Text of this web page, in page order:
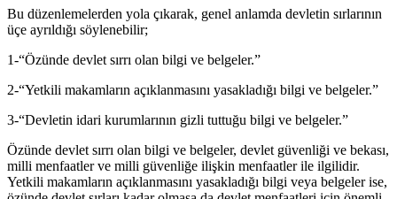
Bu düzenlemelerden yola çıkarak, genel anlamda devletin sırlarının
üçe ayrıldığı söylenebilir;
1-“Özünde devlet sırrı olan bilgi ve belgeler.”
2-“Yetkili makamların açıklanmasını yasakladığı bilgi ve belgeler.”
3-“Devletin idari kurumlarının gizli tuttuğu bilgi ve belgeler.”
Özünde devlet sırrı olan bilgi ve belgeler, devlet güvenliği ve bekası,
milli menfaatler ve milli güvenliğe ilişkin menfaatler ile ilgilidir.
Yetkili makamların açıklanmasını yasakladığı bilgi veya belgeler ise,